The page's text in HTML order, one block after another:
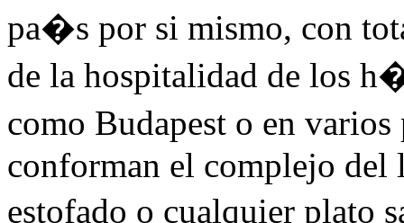
pa�s por si mismo, con
de la hospitalidad de los
como Budapest o en
conforman el complejo del
estofado o cualquier plato